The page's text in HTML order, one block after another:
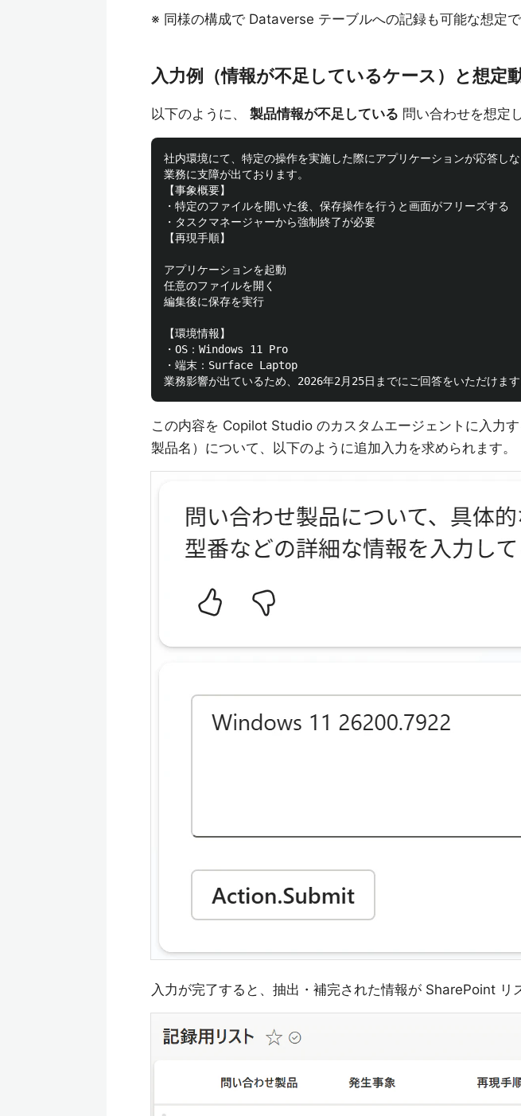
※ 同様の構成で Dataverse テーブルへの記録も可能な想定で
入力例（情報が不足しているケース）と想定
以下のように、 製品情報が不足している 問い合わせを想定
社内環境にて、特定の操作を実施した際にアプリケーションが応答しな
業務に支障が出ております。
【事象概要】
・特定のファイルを開いた後、保存操作を行うと画面がフリーズする
・タスクマネージャーから強制終了が必要
【再現手順】
アプリケーションを起動
任意のファイルを開く
編集後に保存を実行
【環境情報】
・OS：Windows 11 Pro
・端末：Surface Laptop
この内容を Copilot Studio のカスタムエージェントに入力
製品名）について、以下のように追加入力を求められます。
入力が完了すると、抽出・補完された情報が SharePoint リ